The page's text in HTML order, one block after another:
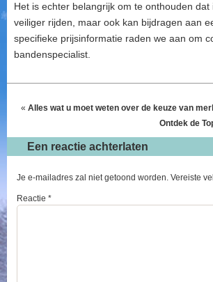
Het is echter belangrijk om te onthouden
veiliger rijden, maar ook kan bijdragen aan
specifieke prijsinformatie raden we aan om
bandenspecialist.
« Alles wat u moet weten over de keuze van
Ontdek de
Een reactie achterlaten
Je e-mailadres zal niet getoond worden. Vereiste
Reactie*